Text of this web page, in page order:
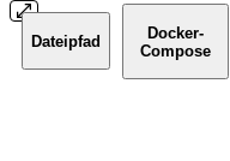
Dateipfad
Docker-
Compose